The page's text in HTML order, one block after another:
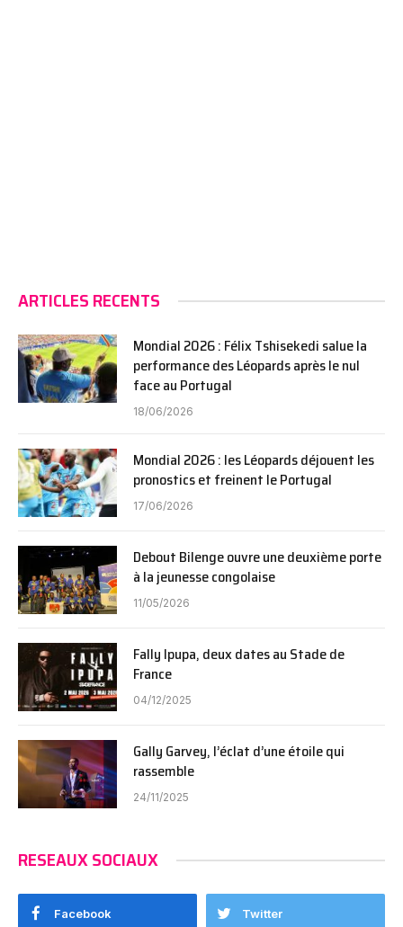
ARTICLES RECENTS
Mondial 2026 : Félix Tshisekedi salue la
performance des Léopards après le nul
face au Portugal
18/06/2026
Mondial 2026 : les Léopards déjouent les
pronostics et freinent le Portugal
17/06/2026
Debout Bilenge ouvre une deuxième porte
à la jeunesse congolaise
11/05/2026
Fally Ipupa, deux dates au Stade de
France
04/12/2025
Gally Garvey, l’éclat d’une étoile qui
rassemble
24/11/2025
RESEAUX SOCIAUX
Facebook Twitter